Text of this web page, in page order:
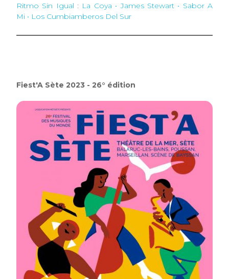
Ritmo Sin Igual : La Coya • James Stewart • Sabor A
Mi • Los Cumbiamberos Del Sur
Fiest'A Sète 2023 - 26° édition